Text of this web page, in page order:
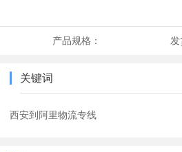
产品规格： 发
关键词
西安到阿里物流专线